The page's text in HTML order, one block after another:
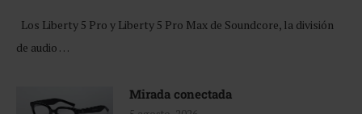
Los Liberty 5 Pro y Liberty 5 Pro Max de Soundcore, la división
de audio …
Mirada conectada